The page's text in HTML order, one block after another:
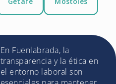
En Fuenlabrada, la
transparencia y la ética en
el entorno laboral son